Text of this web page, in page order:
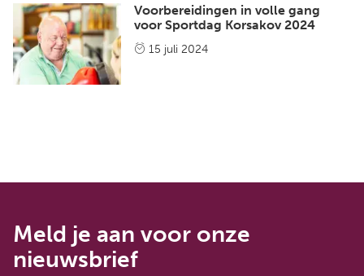
Voorbereidingen in volle gang
voor Sportdag Korsakov 2024
15 juli 2024
Meld je aan voor onze
nieuwsbrief